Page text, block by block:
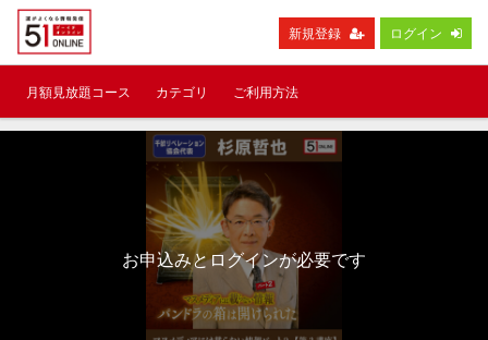
新規登録 ログイン
月額見放題コース カテゴリ ご利用方法
お申込みとログインが必要です